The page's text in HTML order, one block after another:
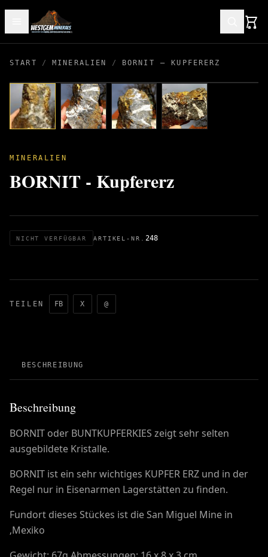
START / MINERALIEN / BORNIT – KUPFERERZ
MINERALIEN
BORNIT - Kupfererz
NICHT VERFÜGBAR ARTIKEL-NR. 248
TEILEN FB X @
BESCHREIBUNG
Beschreibung
BORNIT oder BUNTKUPFERKIES zeigt sehr selten
ausgebildete Kristalle.
BORNIT ist ein sehr wichtiges KUPFER ERZ und in der
Regel nur in Eisenarmen Lagerstätten zu finden.
Fundort dieses Stückes ist die San Miguel Mine in
‚Mexiko